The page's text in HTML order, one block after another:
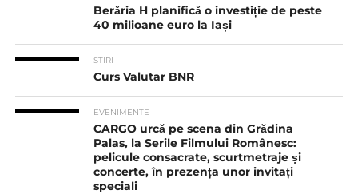
Berăria H planifică o investiție de peste
40 milioane euro la Iași
STIRI
Curs Valutar BNR
EVENIMENTE
CARGO urcă pe scena din Grădina
Palas, la Serile Filmului Românesc:
pelicule consacrate, scurtmetraje și
concerte, în prezența unor invitați
speciali